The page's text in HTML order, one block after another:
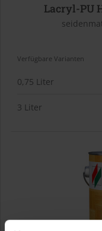
Lacryl-PU
Verfügbare Varianten
0,75 Liter
3 Liter